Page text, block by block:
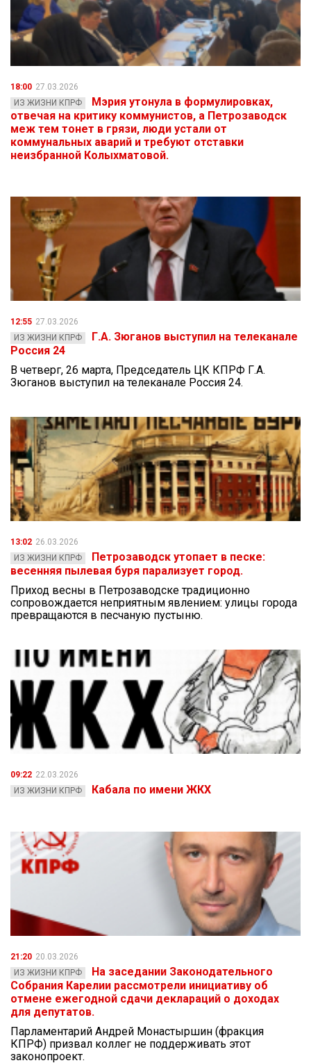
18:00 27.03.2026
ИЗ ЖИЗНИ КПРФ
Мэрия утонула в формулировках,
отвечая на критику коммунистов, а Петрозаводск
меж тем тонет в грязи, люди устали от
коммунальных аварий и требуют отставки
неизбранной Колыхматовой.
12:55 27.03.2026
ИЗ ЖИЗНИ КПРФ
Г.А. Зюганов выступил на телеканале
Россия 24
В четверг, 26 марта, Председатель ЦК КПРФ Г.А.
Зюганов выступил на телеканале Россия 24.
13:02 26.03.2026
ИЗ ЖИЗНИ КПРФ
Петрозаводск утопает в песке:
весенняя пылевая буря парализует город.
Приход весны в Петрозаводске традиционно
сопровождается неприятным явлением: улицы города
превращаются в песчаную пустыню.
09:22 22.03.2026
ИЗ ЖИЗНИ КПРФ
Кабала по имени ЖКХ
21:20 20.03.2026
ИЗ ЖИЗНИ КПРФ
На заседании Законодательного
Собрания Карелии рассмотрели инициативу об
отмене ежегодной сдачи деклараций о доходах
для депутатов.
Парламентарий Андрей Монастыршин (фракция
КПРФ) призвал коллег не поддерживать этот
законопроект.